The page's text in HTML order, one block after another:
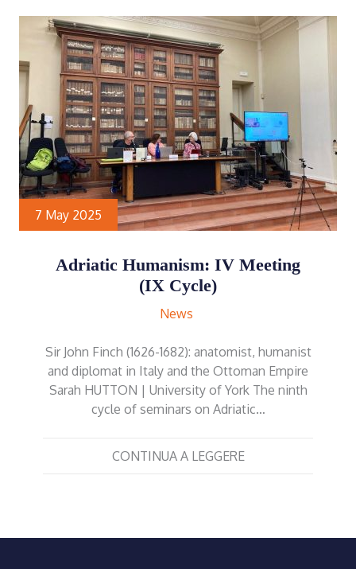
7 May 2025
Adriatic Humanism: IV Meeting
(IX Cycle)
News
Sir John Finch (1626-1682): anatomist, humanist
and diplomat in Italy and the Ottoman Empire
Sarah HUTTON | University of York The ninth
cycle of seminars on Adriatic…
CONTINUA A LEGGERE